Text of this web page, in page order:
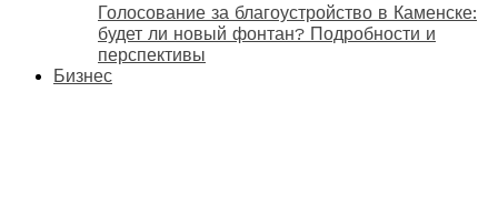
Голосование за благоустройство в Каменске:
будет ли новый фонтан? Подробности и
перспективы
Бизнес